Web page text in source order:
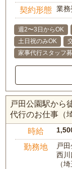
契約形態 業務
週2〜3日からOK
土日祝のみOK
家事代行スタッフ
戸田公園駅から
代行のお仕事（
時給
勤務地
戸
西
（